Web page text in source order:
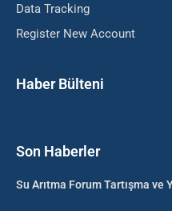
Data Tracking
Register New Account
Haber Bülteni
Son Haberler
Su Arıtma Forum Tartışma ve